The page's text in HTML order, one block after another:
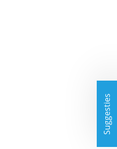
Suggesties